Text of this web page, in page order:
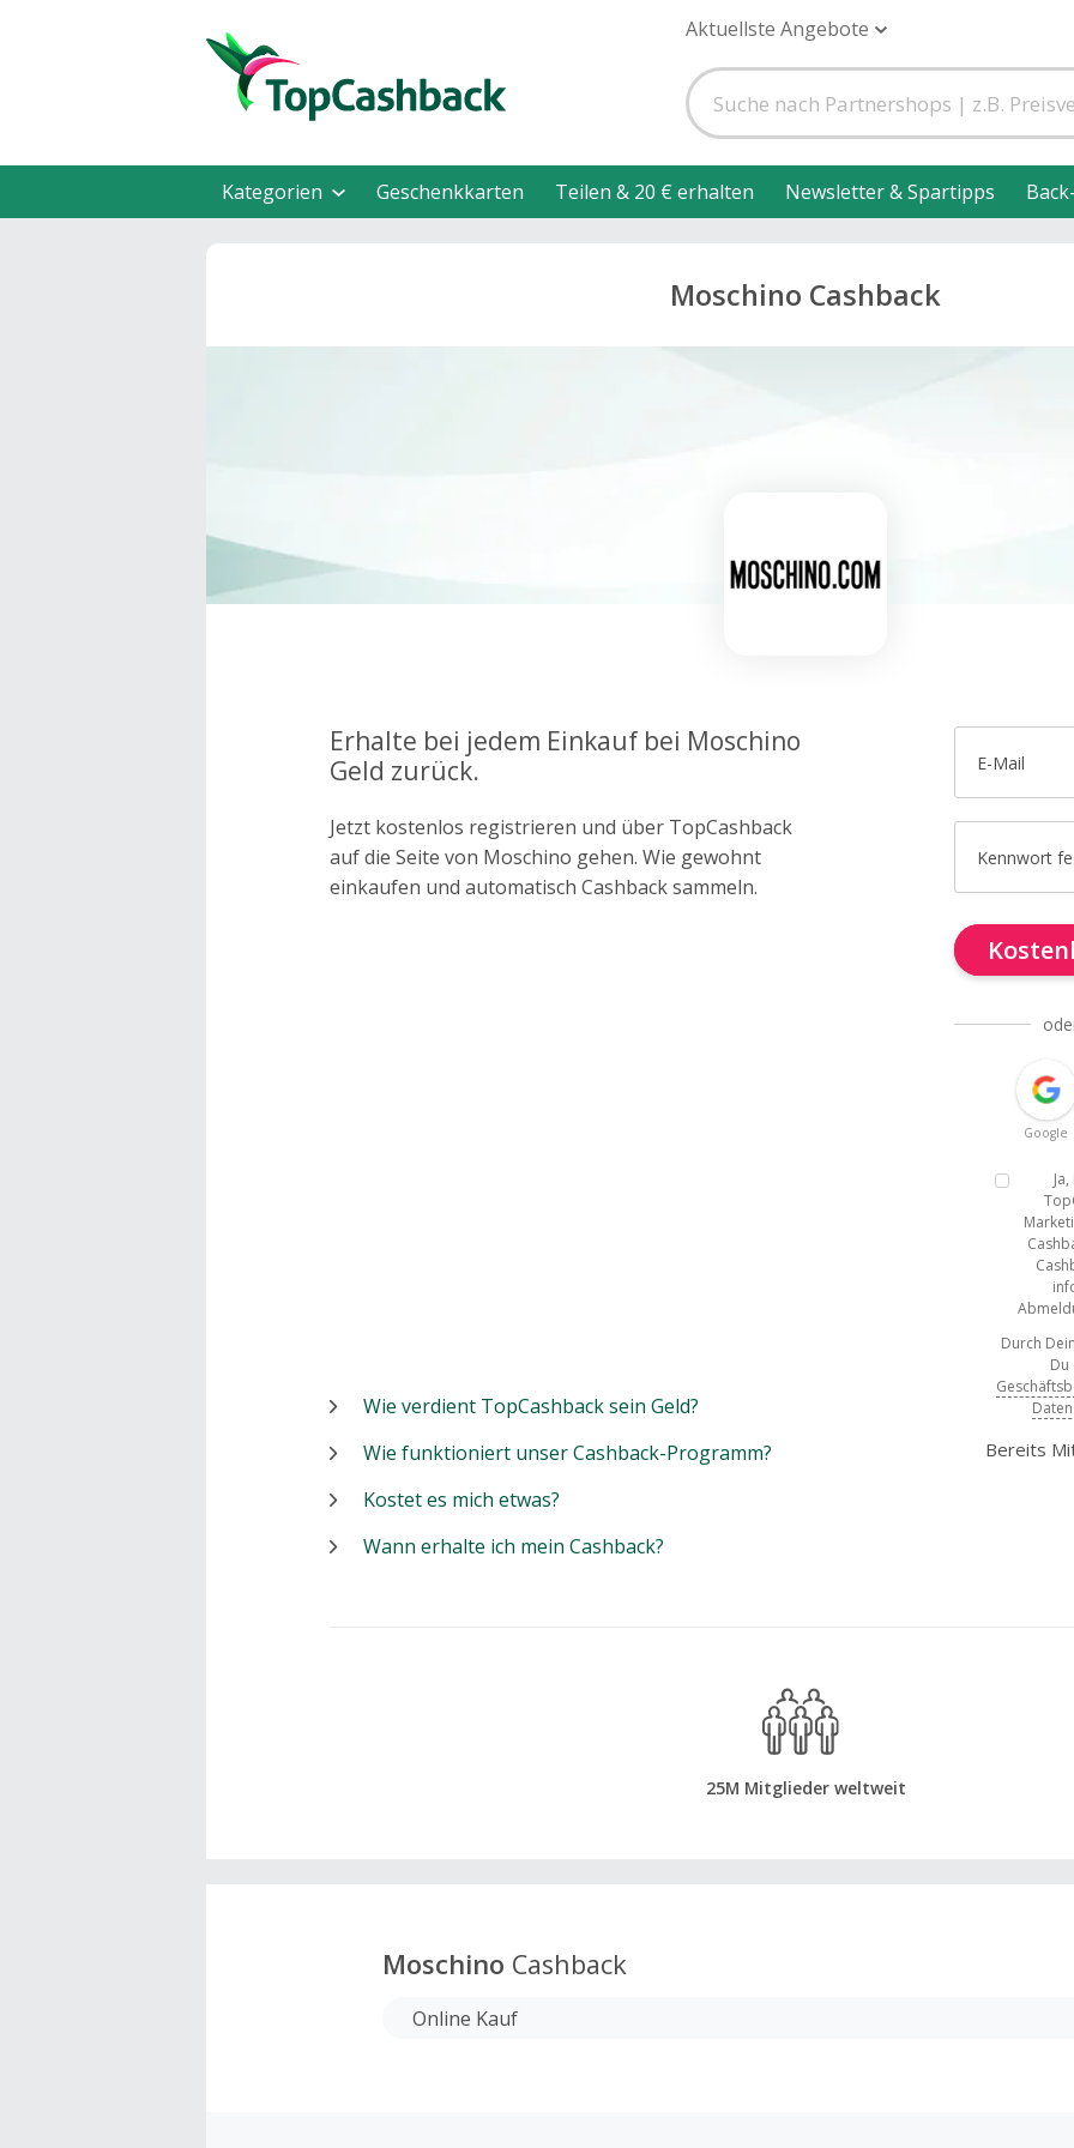
Aktuellste Angebote
Kategorien Geschenkkarten Teilen & 20 € erhalten Newsletter & Spartipps
Moschino Cashback
Erhalte bei jedem Einkauf bei Moschino
Geld zurück.
Jetzt kostenlos registrieren und über TopCashback
auf die Seite von Moschino gehen. Wie gewohnt
einkaufen und automatisch Cashback sammeln.
E-Mail
Kennwort
Google
Durch
Bereits
Wie verdient TopCashback sein Geld?
Wie funktioniert unser Cashback-Programm?
Kostet es mich etwas?
Wann erhalte ich mein Cashback?
25M Mitglieder weltweit
Moschino Cashback
Online Kauf